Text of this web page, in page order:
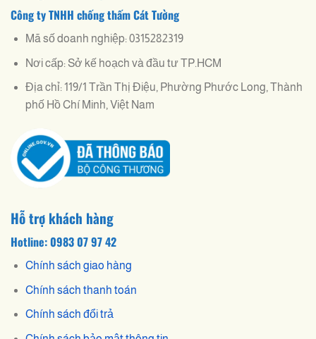
Công ty TNHH chống thấm Cát Tường
Mã số doanh nghiệp: 0315282319
Nơi cấp: Sở kế hoạch và đầu tư TP.HCM
Địa chỉ: 119/1 Trần Thị Điệu, Phường Phước Long, Thành
phố Hồ Chí Minh, Việt Nam
Hỗ trợ khách hàng
Hotline: 0983 07 97 42
Chính sách giao hàng
Chính sách thanh toán
Chính sách đổi trả